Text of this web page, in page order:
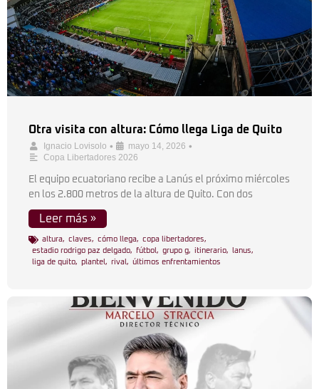
Otra visita con altura: Cómo llega Liga de Quito
Ignacio Lovisolo • mayo 14, 2026 •
Copa Libertadores 2026
El equipo ecuatoriano recibe a Lanús el próximo miércoles
en los 2.800 metros de la altura de Quito. Con dos
Leer más »
altura, claves, cómo llega, copa libertadores,
estadio rodrigo paz delgado, fútbol , grupo g, itinerario, lanus,
liga de quito, plantel , rival , últimos enfrentamientos